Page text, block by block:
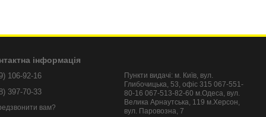
інформація
106-92-16
397-70-33
вам?
Пункти видачі: м. Київ, вул.
Глибочицька, 53, офіс 315 067-551-
80-16 067-513-82-60 м.Одеса, вул.
Велика Арнаутська, 119 м.Херсон,
вул. Паровозна, 7